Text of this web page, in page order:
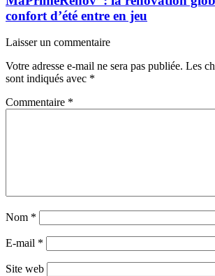
confort d’été entre en jeu
Laisser un commentaire
Votre adresse e-mail ne sera pas publiée. Les
sont indiqués avec *
Commentaire *
Nom *
E-mail *
Site web